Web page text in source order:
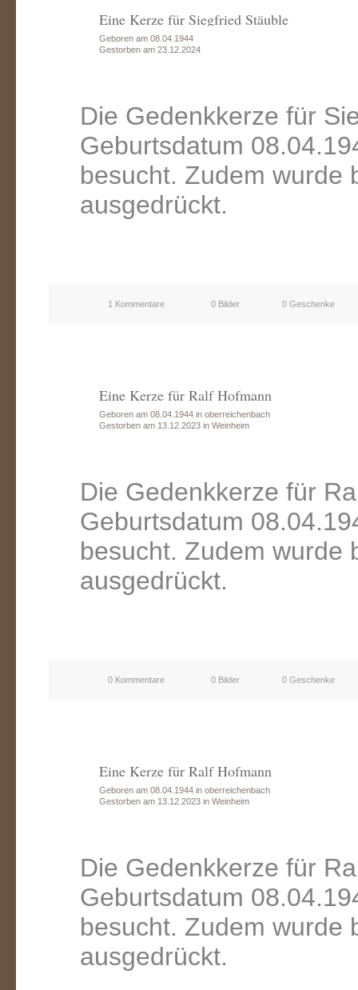
Eine Kerze für Siegfried Stäuble
Geboren am 08.04.1944
Gestorben am 23.12.2024
Die Gedenkkerze für
Geburtsdatum
besucht. Zudem wurde
ausgedrückt.
1 Kommentare 0 Bilder 0 Geschenke
Eine Kerze für Ralf Hofmann
Geboren am 08.04.1944 in oberreichenbach
Gestorben am 13.12.2023 in Weinheim
Die Gedenkkerze für
Geburtsdatum
besucht. Zudem wurde
ausgedrückt.
0 Kommentare 0 Bilder 0 Geschenke
Eine Kerze für Ralf Hofmann
Geboren am 08.04.1944 in oberreichenbach
Gestorben am 13.12.2023 in Weinheim
Die Gedenkkerze für
Geburtsdatum
besucht. Zudem wurde
ausgedrückt.